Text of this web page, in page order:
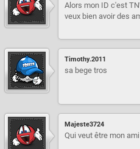
Alors mon ID c'est
veux bien avoir des
Timothy.2011
sa bege tros
Majeste3724
Qui veut être mon